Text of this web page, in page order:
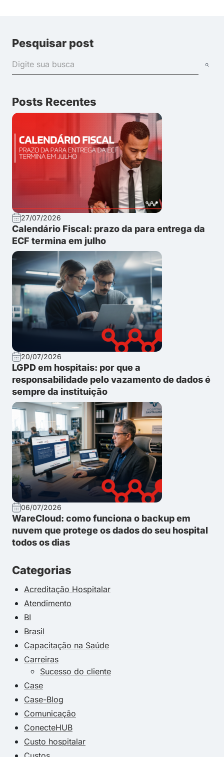
Pesquisar post
Posts Recentes
27/07/2026
Calendário Fiscal: prazo da para entrega da
ECF termina em julho
20/07/2026
LGPD em hospitais: por que a
responsabilidade pelo vazamento de dados é
sempre da instituição
06/07/2026
WareCloud: como funciona o backup em
nuvem que protege os dados do seu hospital
todos os dias
Categorias
Acreditação Hospitalar
Atendimento
BI
Brasil
Capacitação na Saúde
Carreiras
Sucesso do cliente
Case
Case-Blog
Comunicação
ConecteHUB
Custo hospitalar